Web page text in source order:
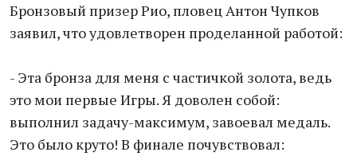
Бронзовый призер Рио, пловец Антон Чупков
заявил, что удовлетворен проделанной работой:
- Эта бронза для меня с частичкой золота, ведь
это мои первые Игры. Я доволен собой:
выполнил задачу-максимум, завоевал медаль.
Это было круто! В финале почувствовал: